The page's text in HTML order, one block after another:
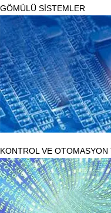
GÖMÜLÜ SİSTEMLER
KONTROL VE OTOMASYON